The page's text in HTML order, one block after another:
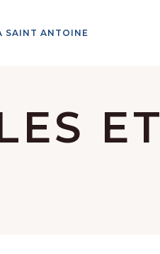
SAINT ANTOINE
ET